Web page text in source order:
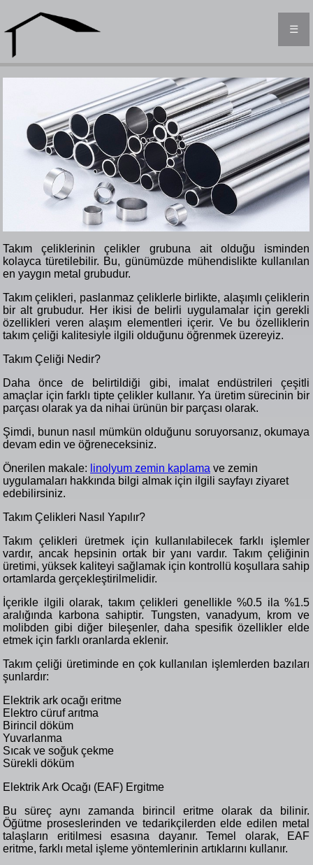
☰
Takım çeliklerinin çelikler grubuna ait olduğu isminden
kolayca türetilebilir. Bu, günümüzde mühendislikte kullanılan
en yaygın metal grubudur.
Takım çelikleri, paslanmaz çeliklerle birlikte, alaşımlı çeliklerin
bir alt grubudur. Her ikisi de belirli uygulamalar için gerekli
özellikleri veren alaşım elementleri içerir. Ve bu özelliklerin
takım çeliği kalitesiyle ilgili olduğunu öğrenmek üzereyiz.
Takım Çeliği Nedir?
Daha önce de belirtildiği gibi, imalat endüstrileri çeşitli
amaçlar için farklı tipte çelikler kullanır. Ya üretim sürecinin bir
parçası olarak ya da nihai ürünün bir parçası olarak.
Şimdi, bunun nasıl mümkün olduğunu soruyorsanız, okumaya
devam edin ve öğreneceksiniz.
Önerilen makale: linolyum zemin kaplama ve zemin
uygulamaları hakkında bilgi almak için ilgili sayfayı ziyaret
edebilirsiniz.
Takım Çelikleri Nasıl Yapılır?
Takım çelikleri üretmek için kullanılabilecek farklı işlemler
vardır, ancak hepsinin ortak bir yanı vardır. Takım çeliğinin
üretimi,yüksek kaliteyi sağlamak için kontrollü koşullara sahip
ortamlarda gerçekleştirilmelidir.
İçerikle ilgili olarak, takım çelikleri genellikle %0.5 ila %1.5
aralığında karbona sahiptir. Tungsten, vanadyum, krom ve
molibden gibi diğer bileşenler, daha spesifik özellikler elde
etmek için farklı oranlarda eklenir.
Takım çeliği üretiminde en çok kullanılan işlemlerden bazıları
şunlardır:
Elektrik ark ocağı eritme
Elektro cüruf arıtma
Birincil döküm
Yuvarlanma
Sıcak ve soğuk çekme
Sürekli döküm
Elektrik Ark Ocağı (EAF) Ergitme
Bu süreç aynı zamanda birincil eritme olarak da bilinir.
Öğütme proseslerinden ve tedarikçilerden elde edilen metal
talaşların eritilmesi esasına dayanır. Temel olarak, EAF
eritme, farklı metal işleme yöntemlerinin artıklarını kullanır.